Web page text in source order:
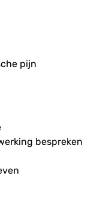
pijn
bespreken